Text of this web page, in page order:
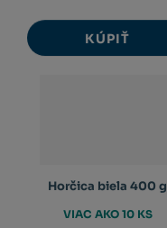
KÚPIŤ
Horčica biela 400 g
VIAC AKO 10 KS